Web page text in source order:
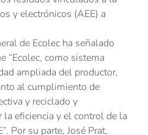
y electrónicos (AEE) a
de Ecolec ha señalado
“Ecolec, como sistema
ampliada del productor,
al cumplimiento de
y reciclado y
eficiencia y el control de la
Por su parte, José Prat,